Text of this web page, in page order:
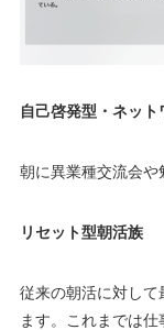
自己啓発型・ネッ
朝に異業種交流会や
リセット型朝活族
従来の朝活に対し
ます。これまでは